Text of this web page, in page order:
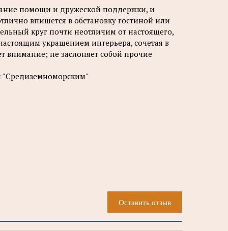
помощи и дружеской поддержки, и
впишется в обстановку гостиной или
круг почти неотличим от настоящего,
украшением интерьера, сочетая в
внимание; не заслоняет собой прочие
"Средиземноморским"
Оставить отзыв